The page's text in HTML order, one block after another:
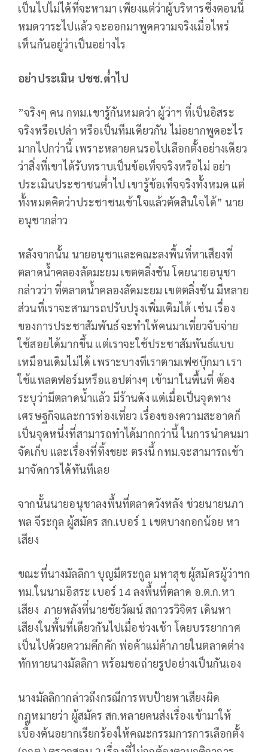
เป็นไปไม่ได้ที่จะหามา เพียงแต่ว่าผู้บริหารซึ่งตอนนี้
หมดวาระไปแล้ว จะออกมาพูดความจริงเมื่อไหร่
เห็นกันอยู่ว่าเป็นอย่างไร
อย่าประเมิน ปชช.ต่ำไป
”จริงๆ คน กทม.เขารู้กันหมดว่า ผู้ว่าฯ ที่เป็นอิสระ
จริงหรือเปล่า หรือเป็นทีมเดียวกัน ไม่อยากพูดอะไร
มากไปกว่านี้ เพราะหลายคนรอไปเลือกตั้งอย่างเดียว
ว่าสิ่งที่เขาได้รับทราบเป็นข้อเท็จจริงหรือไม่ อย่า
ประเมินประชาชนต่ำไป เขารู้ข้อเท็จจริงทั้งหมด แต่
ทั้งหมดคิดว่าประชาชนเข้าใจแล้วตัดสินใจได้” นาย
อนุชากล่าว
หลังจากนั้น นายอนุชาและคณะลงพื้นที่หาเสียงที่
ตลาดน้ำคลองลัดมะยม เขตตลิ่งชัน โดยนายอนุชา
กล่าวว่า ที่ตลาดน้ำคลองลัดมะยม เขตตลิ่งชัน มีหลาย
ส่วนที่เราจะสามารถปรับปรุงเพิ่มเติมได้ เช่น เรื่อง
ของการประชาสัมพันธ์ จะทำให้คนมาเที่ยวจับจ่าย
ใช้สอยได้มากขึ้น แต่เราจะใช้ประชาสัมพันธ์แบบ
เหมือนเดิมไม่ได้ เพราะบางทีเราตามเฟซบุ๊กมา เรา
ใช้แพลตฟอร์มหรือแอปต่างๆ เข้ามาในพื้นที่ ต้อง
ระบุว่ามีตลาดน้ำแล้ว มีร้านดัง แต่เมื่อเป็นจุดทาง
เศรษฐกิจและการท่องเที่ยว เรื่องของความสะอาดก็
เป็นจุดหนึ่งที่สามารถทำได้มากกว่านี้ ในการนำคนมา
จัดเก็บ และเรื่องที่ทิ้งขยะ ตรงนี้ กทม.จะสามารถเข้า
มาจัดการได้ทันทีเลย
จากนั้นนายอนุชาลงพื้นที่ตลาดวังหลัง ช่วยนายนภา
พล จีระกุล ผู้สมัคร สก.เบอร์ 1 เขตบางกอกน้อย หา
เสียง
ขณะที่นางมัลลิกา บุญมีตระกูล มหาสุข ผู้สมัครผู้ว่าฯก
ทม.ในนามอิสระ เบอร์ 14 ลงพื้นที่ตลาด อ.ต.ก.หา
เสียง ภายหลังที่นายชัยวัฒน์ สถาวรวิจิตร เดินหา
เสียงในพื้นที่เดียวกันไปเมื่อช่วงเช้า โดยบรรยากาศ
เป็นไปด้วยความคึกคัก พ่อค้าแม่ค้าภายในตลาดต่าง
ทักทายนางมัลลิกา พร้อมขอถ่ายรูปอย่างเป็นกันเอง
นางมัลลิกากล่าวถึงกรณีการพบป้ายหาเสียงผิด
กฎหมายว่า ผู้สมัคร สก.หลายคนส่งเรื่องเข้ามาให้
เบื้องต้นอยากเรียกร้องให้คณะกรรมการการเลือกตั้ง